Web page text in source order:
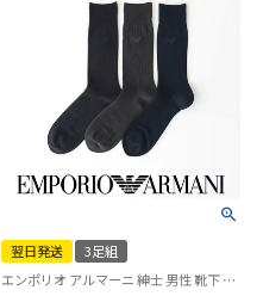
翌日発送
3足組
エンポリオ アルマーニ 紳士 男性 靴下 ギフト プレゼント